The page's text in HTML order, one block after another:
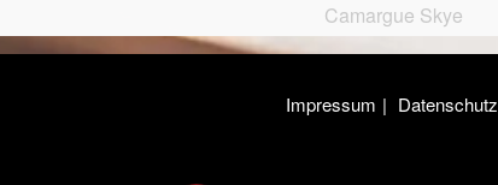
Algarve
Camargue Skye
Impressum Datenschutz